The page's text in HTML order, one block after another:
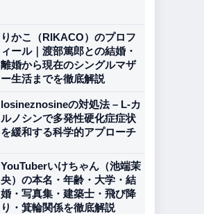
りかこ（RIKACO）のプロフ
ィール｜渡部篤郎との結婚・
離婚から現在のシングルマザ
ー生活までを徹底解説
losineznosineの対処法 – L-カ
ルノシンで多発性硬化症症状
を緩和する科学的アプローチ
YouTuberいけちゃん（池端茉
央）の本名・年齢・大学・結
婚・写真集・建築士・飛び降
り・箕輪関係を徹底解説